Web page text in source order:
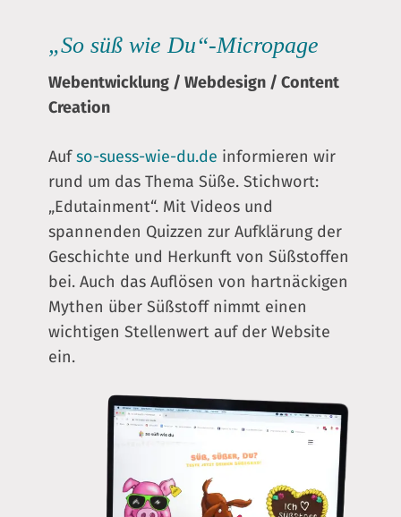
„So süß wie Du“-Micropage
Webentwicklung /Webdesign /Content
Creation
Aufso-suess-wie-du.de informieren wir
rund um das Thema Süße. Stichwort:
„Edutainment“. Mit Videos und
spannenden Quizzen zur Aufklärung der
Geschichte und Herkunft von Süßstoffen
bei. Auch das Auflösen von hartnäckigen
Mythen über Süßstoff nimmt einen
wichtigen Stellenwert auf der Website
ein.